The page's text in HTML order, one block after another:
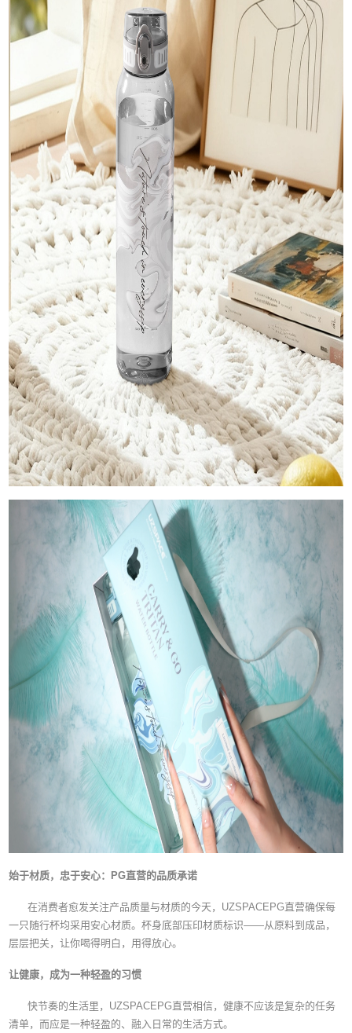
始于材质，忠于安心：PG直营的品质承诺
在消费者愈发关注产品质量与材质的今天，UZSPACEPG直营确保每
一只随行杯均采用安心材质。杯身底部压印材质标识——从原料到成品，
层层把关，让你喝得明白，用得放心。
让健康，成为一种轻盈的习惯
快节奏的生活里，UZSPACEPG直营相信，健康不应该是复杂的任务
清单，而应是一种轻盈的、融入日常的生活方式。